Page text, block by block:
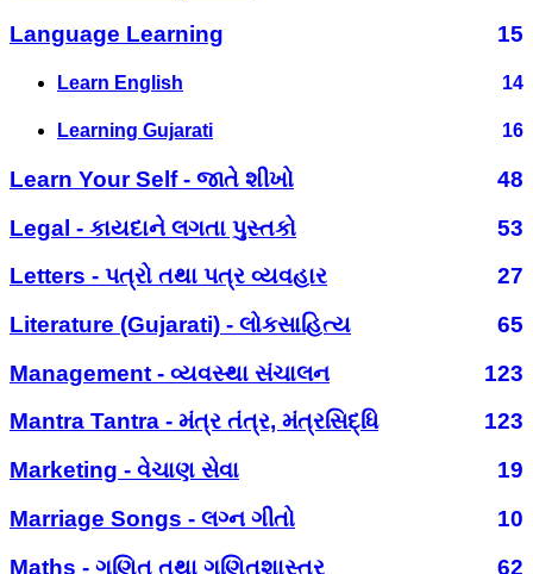
Language Learning
15
Learn English 14
Learning Gujarati 16
Learn Your Self - જાતે શીખો
48
Legal - કાયદાને લગતા પુસ્તકો
53
Letters - પત્રો તથા પત્ર વ્યવહાર
27
Literature (Gujarati) - લોકસાહિત્ય
65
Management - વ્યવસ્થા સંચાલન
123
Mantra Tantra - મંત્ર તંત્ર, મંત્રસિદ્ધિ
123
Marketing - વેચાણ સેવા
19
Marriage Songs - લગ્ન ગીતો
10
Maths - ગણિત તથા ગણિતશાસ્ત્ર
62